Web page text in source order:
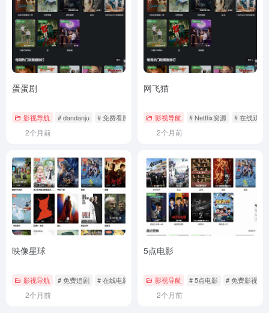
蛋蛋剧
影视导航 # dandanju # 免费看剧 # 在线影视
2个月前
网飞猫
影视导航 # Netflix资源 # 在线观看
2个月前
映像星球
影视导航 # 免费追剧 # 在线电影 # 映像星球
2个月前
5点电影
影视导航 # 5点电影 # 免费影视
2个月前